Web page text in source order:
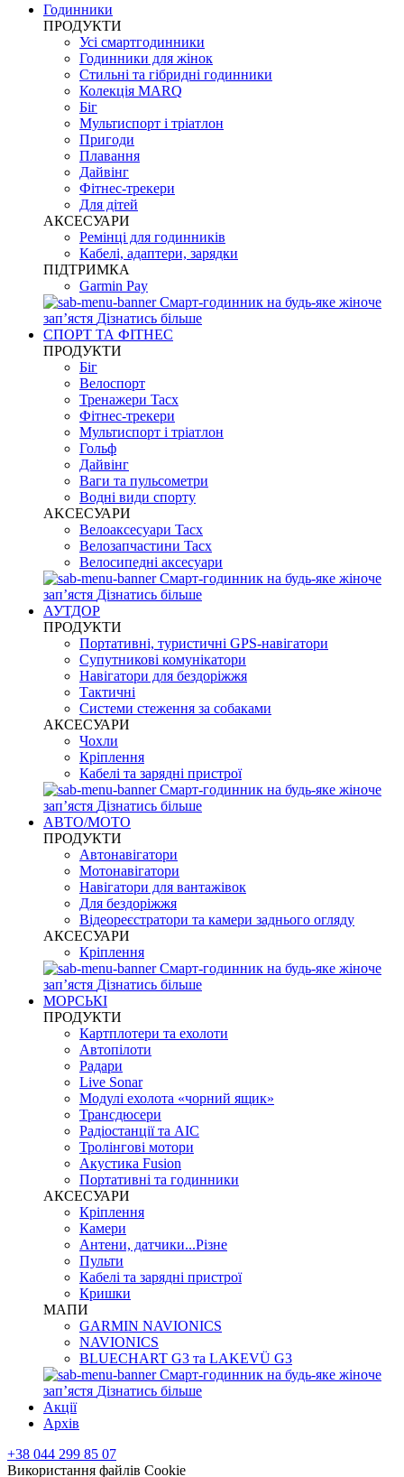
Годинники
ПРОДУКТИ
Усі смартгодинники
Годинники для жінок
Стильні та гібридні годинники
Колекція MARQ
Біг
Мультиспорт і тріатлон
Пригоди
Плавання
Дайвінг
Фітнес-трекери
Для дітей
АКСЕСУАРИ
Ремінці для годинників
Кабелі, адаптери, зарядки
ПІДТРИМКА
Garmin Pay
Смарт-годинник на будь-яке жіноче
запʼястя Дізнатись більше
СПОРТ ТА ФІТНЕС
ПРОДУКТИ
Біг
Велоспорт
Тренажери Tacx
Фітнес-трекери
Мультиспорт і тріатлон
Гольф
Дайвінг
Ваги та пульсометри
Водні види спорту
AKCЕСУАРИ
Велоаксесуари Tacx
Велозапчастини Tacx
Велосипедні аксесуари
Смарт-годинник на будь-яке жіноче
запʼястя Дізнатись більше
АУТДОР
ПРОДУКТИ
Портативні, туристичні GPS-навігатори
Супутникові комунікатори
Навігатори для бездоріжжя
Тактичні
Системи стеження за собаками
АКСЕСУАРИ
Чохли
Кріплення
Кабелі та зарядні пристрої
Смарт-годинник на будь-яке жіноче
запʼястя Дізнатись більше
АВТО/МОТО
ПРОДУКТИ
Автонавігатори
Мотонавігатори
Навігатори для вантажівок
Для бездоріжжя
Відеореєстратори та камери заднього огляду
АКСЕСУАРИ
Кріплення
Смарт-годинник на будь-яке жіноче
запʼястя Дізнатись більше
МОРСЬКІ
ПРОДУКТИ
Картплотери та ехолоти
Автопілоти
Радари
Live Sonar
Модулі ехолота «чорний ящик»
Трансдюсери
Радіостанції та АІС
Тролінгові мотори
Акустика Fusion
Портативні та годинники
АКСЕСУАРИ
Кріплення
Камери
Антени, датчики...Різне
Пульти
Кабелі та зарядні пристрої
Кришки
МАПИ
GARMIN NAVIONICS
NAVIONICS
BLUECHART G3 та LAKEVÜ G3
Смарт-годинник на будь-яке жіноче
запʼястя Дізнатись більше
Акції
Архів
+38 044 299 85 07
Використання файлів Cookie